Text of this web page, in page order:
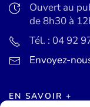
Ouvert au
de 8h30 à
Tél. : 04 92
Envoyez-
EN SAVOIR +